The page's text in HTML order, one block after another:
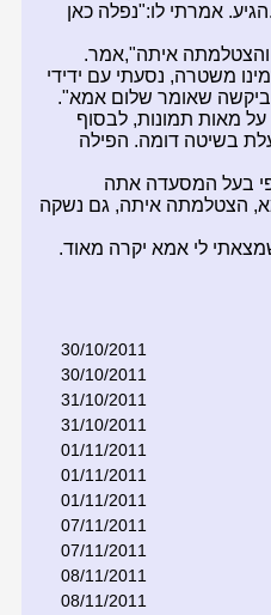
אמרתי לו:"נפלה כאן
איתה",אמר.
משטרה, נסעתי עם ידידי
שאומר שלום אמא".
על מאות תמונות, לבסוף
בשיטה דומה. הפילה
"לא! כלפי בעל המסעדה אתה
הצטלמתה איתה, גם נשקה
לי אמא יקרה מאוד.
30/10/2011
30/10/2011
31/10/2011
31/10/2011
01/11/2011
01/11/2011
01/11/2011
07/11/2011
07/11/2011
08/11/2011
08/11/2011